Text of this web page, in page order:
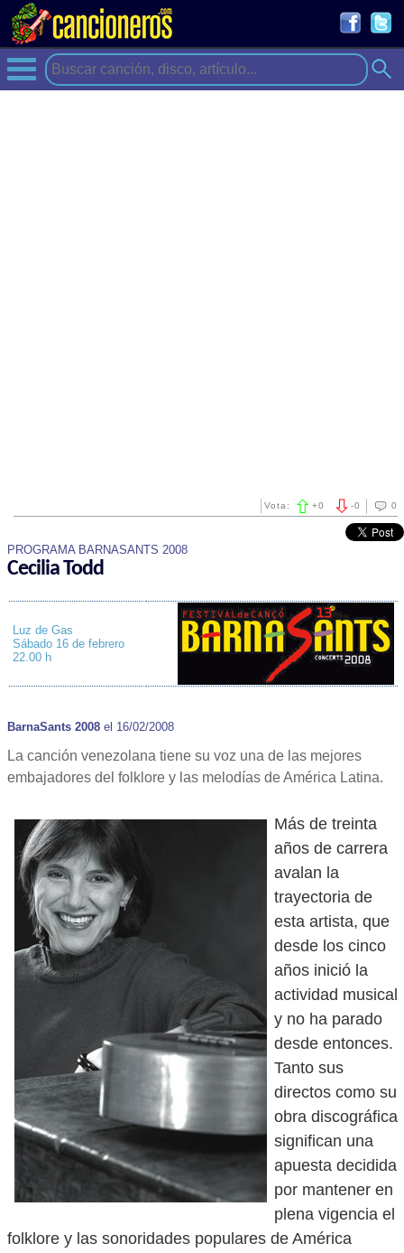
0
-0
Vota: +0
PROGRAMA BARNASANTS 2008
Cecilia Todd
Luz de Gas
Sábado 16 de febrero
22.00 h
BarnaSants 2008 el 16/02/2008
La canción venezolana tiene su voz una de las mejores
embajadores del folklore y las melodías de América Latina.
Más de treinta
años de carrera
avalan la
trayectoria de
esta artista, que
desde los cinco
años inició la
actividad musical
y no ha parado
desde entonces.
Tanto sus
directos como su
obra discográfica
significan una
apuesta decidida
por mantener en
plena vigencia el
folklore y las sonoridades populares de América